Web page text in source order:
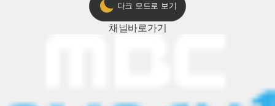
다크 모드로 보기
채널바로가기